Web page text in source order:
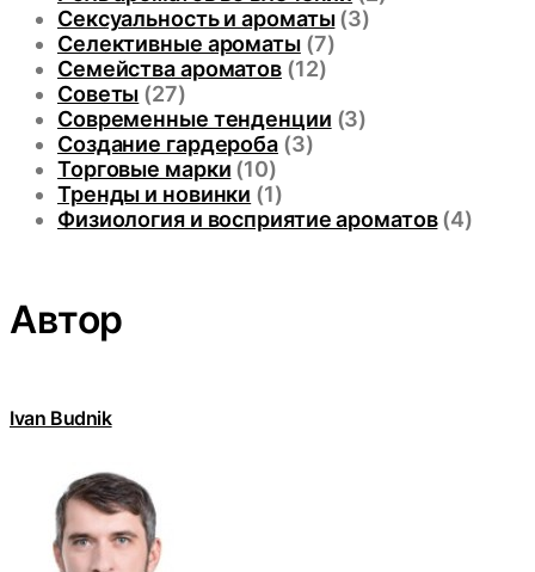
Сексуальность и ароматы(3)
Селективные ароматы(7)
Семейства ароматов(12)
Советы (27)
Современные тенденции (3)
Создание гардероба(3)
Торговые марки (10)
Тренды и новинки (1)
Физиология и восприятие ароматов(4)
Автор
Ivan Budnik